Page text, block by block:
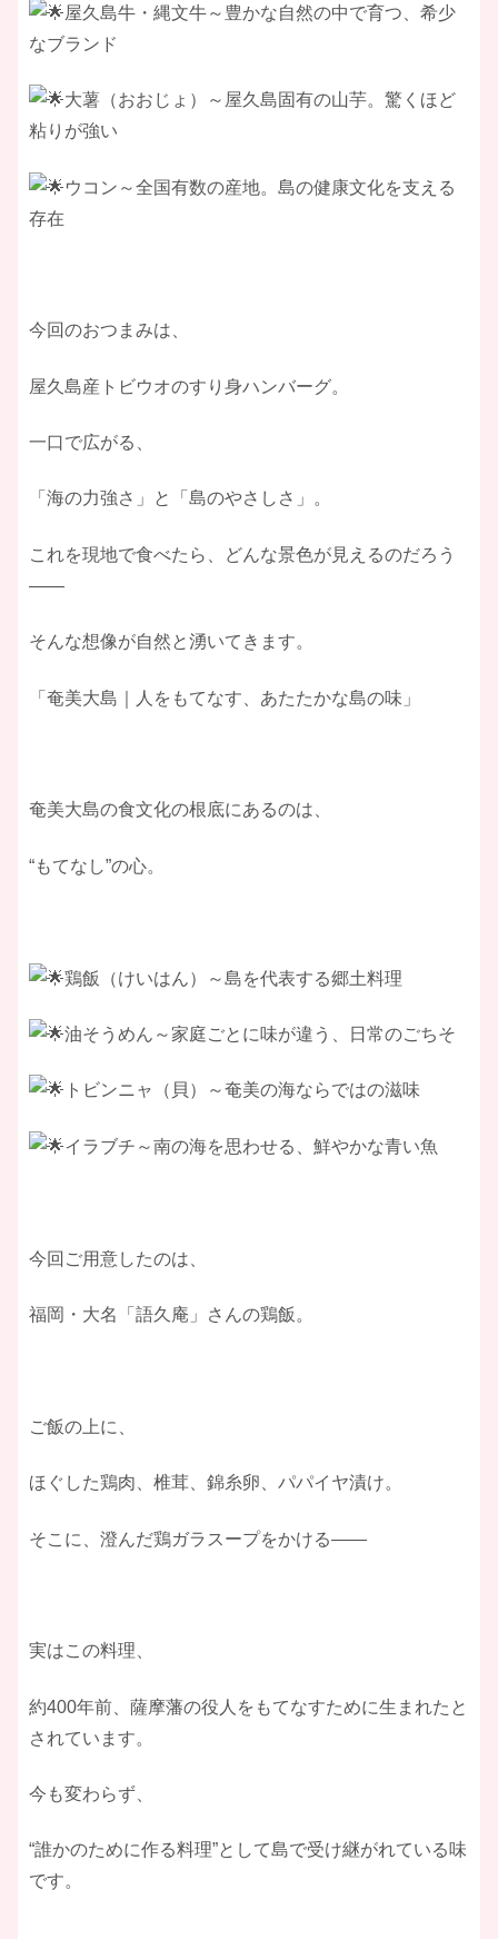
屋久島牛・縄文牛～豊かな自然の中で育つ、希少
なブランド
大薯（おおじょ）～屋久島固有の山芋。驚くほど
粘りが強い
ウコン～全国有数の産地。島の健康文化を支える
存在
今回のおつまみは、
屋久島産トビウオのすり身ハンバーグ。
一口で広がる、
「海の力強さ」と「島のやさしさ」。
これを現地で食べたら、どんな景色が見えるのだろう
——
そんな想像が自然と湧いてきます。
​「奄美大島｜人をもてなす、あたたかな島の味」
奄美大島の食文化の根底にあるのは、
“もてなし”の心。
鶏飯（けいはん）～島を代表する郷土料理
油そうめん～家庭ごとに味が違う、日常のごちそ
トビンニャ（貝）～奄美の海ならではの滋味
イラブチ～南の海を思わせる、鮮やかな青い魚
今回ご用意したのは、
福岡・大名「語久庵」さんの鶏飯。
ご飯の上に、
ほぐした鶏肉、椎茸、錦糸卵、パパイヤ漬け。
そこに、澄んだ鶏ガラスープをかける——
実はこの料理、
約400年前、薩摩藩の役人をもてなすために生まれたと
されています。
今も変わらず、
“誰かのために作る料理”として島で受け継がれている味
です。